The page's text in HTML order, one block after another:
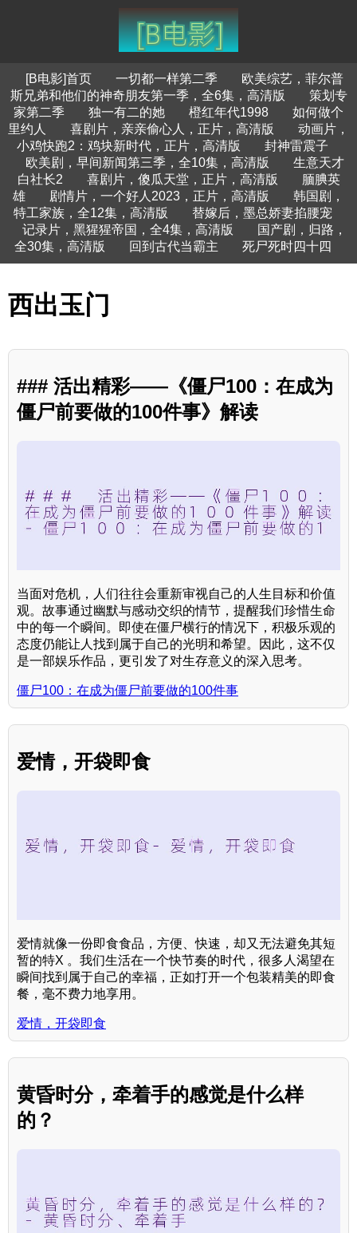
[B电影]首页 一切都一样第二季
欧美综艺，菲尔普
斯兄弟和他们的神奇朋友第一季，全6集，高清版
策划专
家第二季
独一有二的她 橙红年代1998
如何做个
里约人
喜剧片，亲亲偷心人，正片，高清版
动画片，
小鸡快跑2：鸡块新时代，正片，高清版
封神雷震子
欧美剧，早间新闻第三季，全10集，高清版
生意天才
白社长2
喜剧片，傻瓜天堂，正片，高清版
腼腆英
雄
剧情片，一个好人2023，正片，高清版
韩国剧，
特工家族，全12集，高清版
替嫁后，墨总娇妻掐腰宠
记录片，黑猩猩帝国，全4集，高清版
国产剧，归路，
全30集，高清版
回到古代当霸主 死尸死时四十四
西出玉门
### 活出精彩——《僵尸100：在成为
僵尸前要做的100件事》解读
当面对危机，人们往往会重新审视自己的人生目标和价值
观。故事通过幽默与感动交织的情节，提醒我们珍惜生命
中的每一个瞬间。即使在僵尸横行的情况下，积极乐观的
态度仍能让人找到属于自己的光明和希望。因此，这不仅
是一部娱乐作品，更引发了对生存意义的深入思考。
僵尸100：在成为僵尸前要做的100件事
爱情，开袋即食
爱情就像一份即食食品，方便、快速，却又无法避免其短
暂的特X 。我们生活在一个快节奏的时代，很多人渴望在
瞬间找到属于自己的幸福，正如打开一个包装精美的即食
餐，毫不费力地享用。
爱情，开袋即食
黄昏时分，牵着手的感觉是什么样
的？